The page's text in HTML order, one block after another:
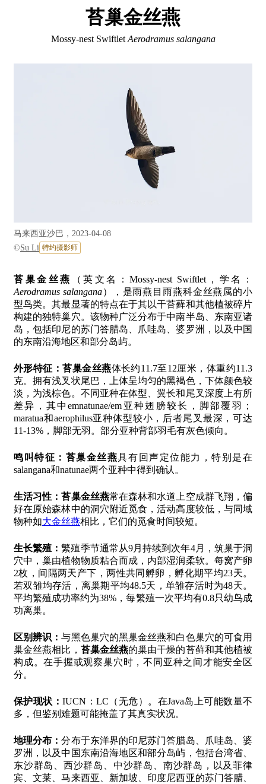
苔巢金丝燕
Mossy-nest Swiftlet Aerodramus salangana
马来西亚沙巴，2023-04-08
©Su Li 特约摄影师
苔巢金丝燕
（英文名：Mossy-nest Swiftlet，学名：
Aerodramus salangana），是雨燕目雨燕科金丝燕属的小
型鸟类。其最显著的特点在于其以干苔藓和其他植被碎片
构建的独特巢穴。该物种广泛分布于中南半岛、东南亚诸
岛，包括印尼的苏门答腊岛、爪哇岛、婆罗洲，以及中国
的东南沿海地区和部分岛屿。
外形特征：苔巢金丝燕体长约11.7至12厘米，体重约11.3
克。拥有浅叉状尾巴，上体呈均匀的黑褐色，下体颜色较
淡，为浅棕色。不同亚种在体型、翼长和尾叉深度上有所
差异，其中emnatunae/em亚种翅膀较长，脚部覆羽；
maratua和aerophilus亚种体型较小，后者尾叉最深，可达
11-13%，脚部无羽。部分亚种背部羽毛有灰色倾向。
鸣叫特征： 苔巢金丝燕具有回声定位能力，特别是在
salangana和natunae两个亚种中得到确认。
生活习性：苔巢金丝燕常在森林和水道上空成群飞翔，偏
好在原始森林中的洞穴附近觅食，活动高度较低，与同域
物种如大金丝燕相比，它们的觅食时间较短。
生长繁殖：繁殖季节通常从9月持续到次年4月，筑巢于洞
穴中，巢由植物物质粘合而成，内部湿润柔软。每窝产卵
2枚，间隔两天产下，两性共同孵卵，孵化期平均23天。
若双雏均存活，离巢期平均48.5天，单雏存活时为48天。
平均繁殖成功率约为38%，每繁殖一次平均有0.8只幼鸟成
功离巢。
区别辨识：与黑色巢穴的黑巢金丝燕和白色巢穴的可食用
巢金丝燕相比， 苔巢金丝燕的巢由干燥的苔藓和其他植被
构成。在手握或观察巢穴时，不同亚种之间才能安全区
分。
保护现状：IUCN：LC（无危）。在Java岛上可能数量不
多，但鉴别难题可能掩盖了其真实状况。
地理分布：分布于东洋界的印尼苏门答腊岛、爪哇岛、婆
罗洲，以及中国东南沿海地区和部分岛屿，包括台湾省、
东沙群岛、西沙群岛、中沙群岛、南沙群岛，以及菲律
宾、文莱、马来西亚、新加坡、印度尼西亚的苏门答腊、